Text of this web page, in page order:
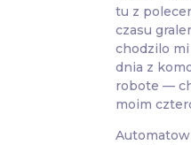
tu z
czasu
chodzilo mi
dnia z
robote —
moim